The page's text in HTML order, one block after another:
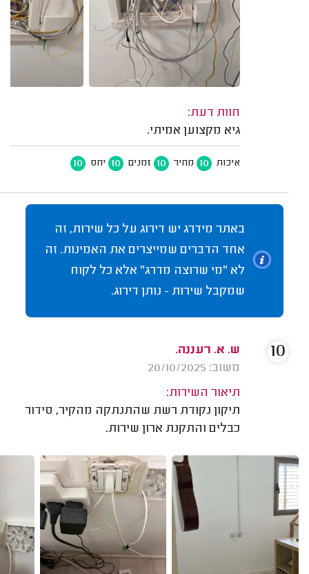
חוות דעת:
גיא מקצוען אמיתי.
איכות 10 מחיר 10 זמנים 10 יחס 10
באתר מידרג יש דירוג על כל שירות, זה
אחד הדברים שמייצרים את האמינות. זה
לא "מי שרוצה מדרג" אלא כל לקוח
שמקבל שירות - נותן דירוג.
ש. א. רעננה.
משוב: 20/10/2025
תיאור השירות:
תיקון נקודת רשת שהתנתקה מהקיר, סידור
כבלים והתקנת ארון שירות.
10